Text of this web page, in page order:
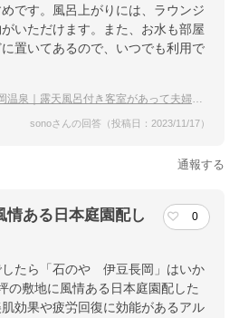
提供：楽天トラベル
トラベルで
です。風呂上がりには、ラウンジ
いただけます。また、お水も部屋
置いてあるので、いつでも利用で
｜露天風呂付き客室があって夫婦におすすめの温泉宿は？
sonoさんの回答（投稿日：2023/11/17）
通報する
情ある日本庭園配し
0
したら「石のや 伊豆長岡」はいか
の敷地に風情ある日本庭園配した
効果や疲労回復に効能があるアル